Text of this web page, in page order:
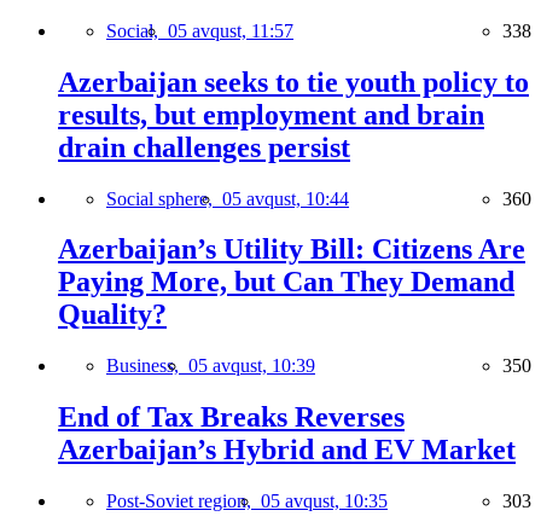
Social, 05 avqust, 11:57 338
Azerbaijan seeks to tie youth policy to
results, but employment and brain
drain challenges persist
Social sphere, 05 avqust, 10:44 360
Azerbaijan’s Utility Bill: Citizens Are
Paying More, but Can They Demand
Quality?
Business, 05 avqust, 10:39 350
End of Tax Breaks Reverses
Azerbaijan’s Hybrid and EV Market
Post-Soviet region, 05 avqust, 10:35 303